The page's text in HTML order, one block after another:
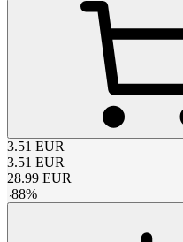
3.51 EUR
3.51 EUR
28.99 EUR
-88%